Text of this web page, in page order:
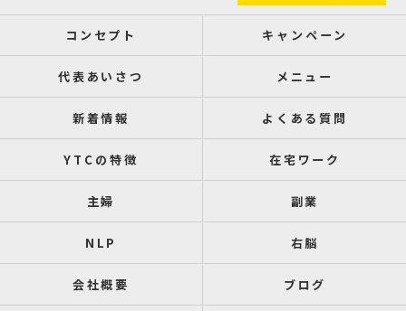
コンセプト キャンペーン
代表あいさつ メニュー
新着情報 よくある質問
YTCの特徴 在宅ワーク
主婦 副業
NLP 右脳
会社概要 ブログ